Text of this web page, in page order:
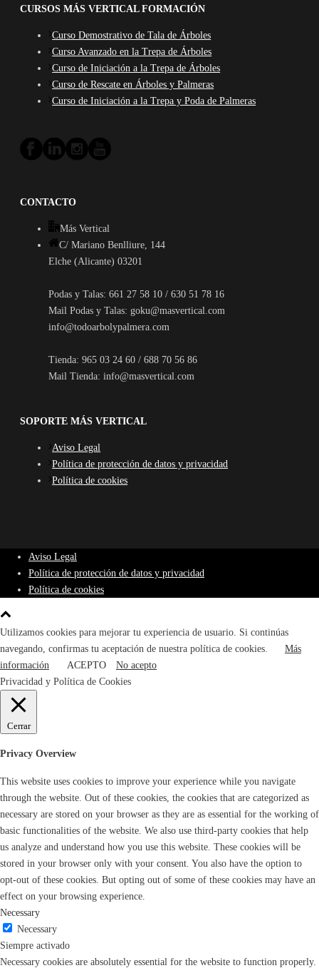
CURSOS MÁS VERTICAL FORMACIÓN
Curso Demostrativo de Tala de Árboles
Curso Avanzado en la Trepa de Árboles
Curso de Iniciación a la Trepa de Árboles
Curso de Rescate en Árboles y Palmeras
Curso de Iniciación a la Trepa y Poda de Palmeras
CONTACTO
Más Vertical
C/ Mariano Benlliure, 144
Elche (Alicante) 03201
Podas y Talas: 661 27 58 10 / 630 51 78 16
Mail Podas y Talas: goku@masvertical.com
info@todoarbolypalmera.com
Tienda: 965 03 24 60 / 688 70 56 86
Mail Tienda: info@masvertical.com
SOPORTE MÁS VERTICAL
Aviso Legal
Política de protección de datos y privacidad
Política de cookies
Aviso Legal
Política de protección de datos y privacidad
Política de cookies
Utilizamos cookies para mejorar tu experiencia de usuario. Si continúas
navegando, confirmas tu aceptación de nuestra política de cookies.
Más
información
ACEPTO
No acepto
Privacidad y Política de Cookies
Cerrar
Privacy Overview
This website uses cookies to improve your experience while you navigate
through the website. Out of these cookies, the cookies that are categorized as
necessary are stored on your browser as they are as essential for the working of
basic functionalities of the website. We also use third-party cookies that help
us analyze and understand how you use this website. These cookies will be
stored in your browser only with your consent. You also have the option to
opt-out of these cookies. But opting out of some of these cookies may have an
effect on your browsing experience.
Necessary
Necessary
Siempre activado
Necessary cookies are absolutely essential for the website to function properly.